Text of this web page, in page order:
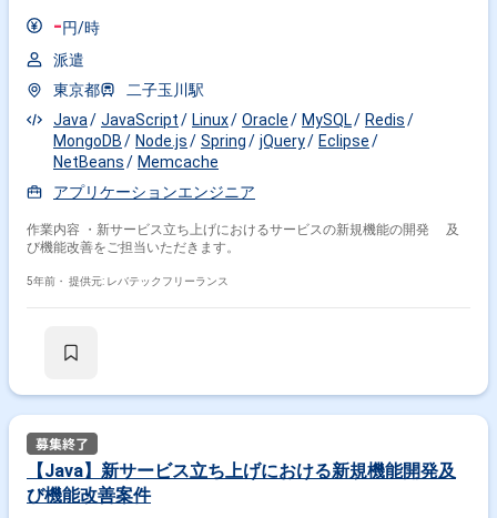
-円/時
派遣
東京都
二子玉川駅
Java
JavaScript Linux Oracle MySQL
Redis
MongoDB
Node.js Spring jQuery
Eclipse
NetBeans
Memcache
アプリケーションエンジニア
作業内容 ・新サービス立ち上げにおけるサービスの新規機能の開発 及
び機能改善をご担当いただきます。
5年前・ 提供元: レバテックフリーランス
【Java】新サービス立ち上げにおける新規機能開発及
び機能改善案件